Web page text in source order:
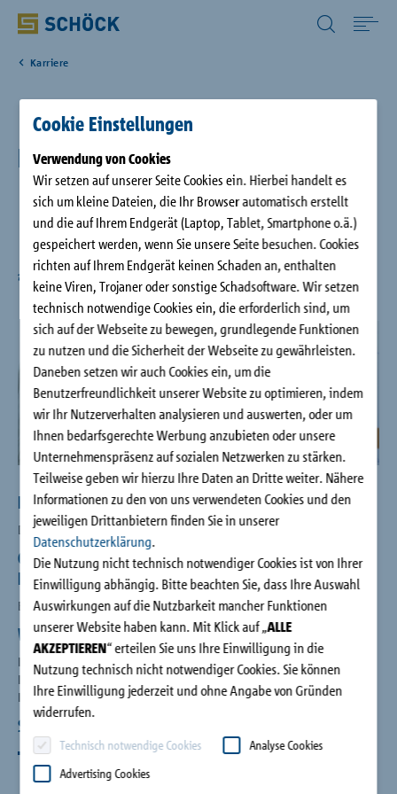
Cookie Einstellungen
Verwendung von Cookies
Wir setzen auf unserer Seite Cookies ein. Hierbei handelt es
sich um kleine Dateien, die Ihr Browser automatisch erstellt
und die auf Ihrem Endgerät (Laptop, Tablet, Smartphone o.ä.)
gespeichert werden, wenn Sie unsere Seite besuchen. Cookies
richten auf Ihrem Endgerät keinen Schaden an, enthalten
keine Viren, Trojaner oder sonstige Schadsoftware. Wir setzen
technisch notwendige Cookies ein, die erforderlich sind, um
sich auf der Webseite zu bewegen, grundlegende Funktionen
zu nutzen und die Sicherheit der Webseite zu gewährleisten.
Daneben setzen wir auch Cookies ein, um die
Benutzerfreundlichkeit unserer Website zu optimieren, indem
wir Ihr Nutzerverhalten analysieren und auswerten, oder um
Ihnen bedarfsgerechte Werbung anzubieten oder unsere
Unternehmenspräsenz auf sozialen Netzwerken zu stärken.
Teilweise geben wir hierzu Ihre Daten an Dritte weiter. Nähere
Informationen zu den von uns verwendeten Cookies und den
jeweiligen Drittanbietern finden Sie in unserer
Datenschutzerklärung.
Die Nutzung nicht technisch notwendiger Cookies ist von Ihrer
Einwilligung abhängig. Bitte beachten Sie, dass Ihre Auswahl
Auswirkungen auf die Nutzbarkeit mancher Funktionen
unserer Website haben kann. Mit Klick auf „ALLE
AKZEPTIEREN“ erteilen Sie uns Ihre Einwilligung in die
Nutzung technisch nicht notwendiger Cookies. Sie können
Ihre Einwilligung jederzeit und ohne Angabe von Gründen
widerrufen.
Technisch notwendige Cookies
Analyse Cookies
Advertising Cookies
Anwendungen
Produkte
Digitale Lösungen
Downloads
Wissen
Referenzen
Unternehmen
Kontakt
Germany (DE) Deutsch
Karriere
Initiativbewerbung
Baden-Baden
Kaufmännische Berufe, Technische Berufe, Schüler und
Studierende, Digitalisierung und IT, Marketing und Vertrieb,
Gewerbliche Berufe
Praktikum, Berufsanfänger, Berufserfahrene,
Führungsposition, Abschlussarbeit/Thesis, Teilzeit
Noch nicht das Richtige gefunden?
Dann bewerben Sie sich doch gerne initiativ.
Ob Einsteiger, Erfahrene, Spezialisten oder
Führungskräfte (m/w/d)
Bei Schöck finden Sie vielseitige Möglichkeiten.
Wir freuen uns auf
Ihr Engagement
Ihren Teamgeist
Ihre Fragen und Antworten.
Schöck bietet Ihnen
Ein attraktives, betriebliches Vergütungs- und
Leistungsspektrum mit Zuschüssen zur Betrieblichen